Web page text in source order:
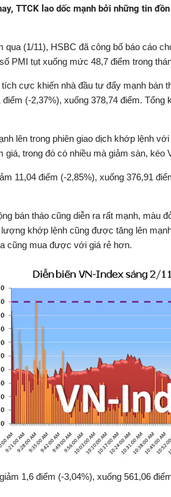
TTCK lao dốc mạnh bởi những tin
qua (1/11), HSBC đã công bố báo cáo
PMI tụt xuống mức 48,7 điểm trong
cực khiến nhà đầu tư đẩy mạnh bán
(-2,37%), xuống 378,74 điểm.
lên trong phiên giao dịch khớp lệnh
giá, trong đó có nhiều mà giảm sàn, kéo
11,04 điểm (-2,85%), xuống 376,91
bán tháo cũng diễn ra rất mạnh, màu
khớp lệnh cũng được tăng lên
cũng mua được với giá rẻ hơn.
1,6 điểm (-3,04%), xuống 561,06